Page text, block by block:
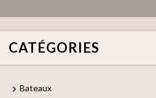
CATÉGORIES
Bateaux